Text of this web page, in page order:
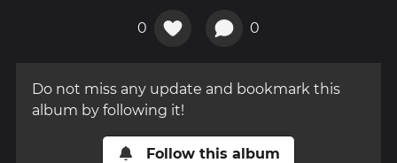
0 0
Do not miss any update and bookmark this
album by following it!
Follow this album